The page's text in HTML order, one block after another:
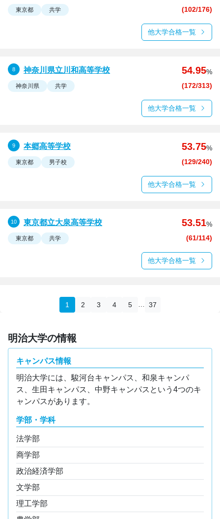
東京都 共学 (102/176)
他大学合格一覧
神奈川県立川和高等学校 54.95%
神奈川県 共学 (172/313)
他大学合格一覧
本郷高等学校 53.75%
東京都 男子校 (129/240)
他大学合格一覧
東京都立大泉高等学校 53.51%
東京都 共学 (61/114)
他大学合格一覧
1 2 3 4 5 … 37
明治大学の情報
キャンパス情報
明治大学には、駿河台キャンパス、和泉キャンパ
ス、生田キャンパス、中野キャンパスという4つのキ
ャンパスがあります。
学部・学科
法学部
商学部
政治経済学部
文学部
理工学部